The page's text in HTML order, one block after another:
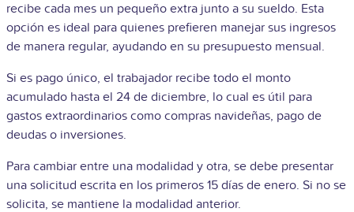
recibe cada mes un pequeño extra junto a su sueldo. Esta
opción es ideal para quienes prefieren manejar sus ingresos
de manera regular, ayudando en su presupuesto mensual.
Si es pago único, el trabajador recibe todo el monto
acumulado hasta el 24 de diciembre, lo cual es útil para
gastos extraordinarios como compras navideñas, pago de
deudas o inversiones.
Para cambiar entre una modalidad y otra, se debe presentar
una solicitud escrita en los primeros 15 días de enero. Si no se
solicita, se mantiene la modalidad anterior.